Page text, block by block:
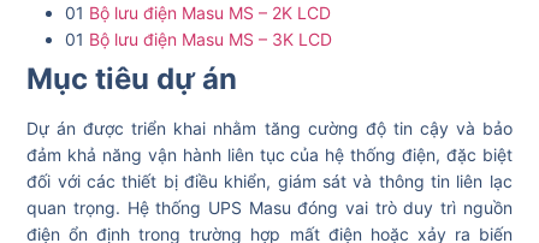
01 Bộ lưu điện Masu MS – 2K LCD
01 Bộ lưu điện Masu MS – 3K LCD
Mục tiêu dự án
Dự án được triển khai nhằm tăng cường độ tin cậy và bảo
đảm khả năng vận hành liên tục của hệ thống điện, đặc biệt
đối với các thiết bị điều khiển, giám sát và thông tin liên lạc
quan trọng. Hệ thống UPS Masu đóng vai trò duy trì nguồn
điện ổn định trong trường hợp mất điện hoặc xảy ra biến